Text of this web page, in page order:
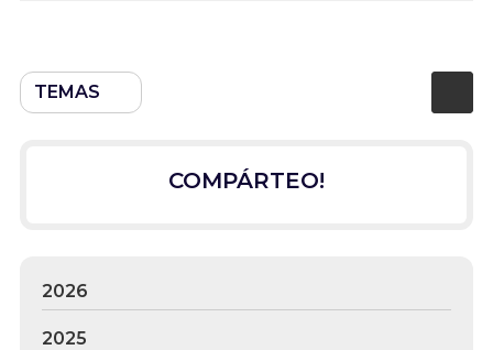
TEMAS
COMPÁRTEO!
2026
2025